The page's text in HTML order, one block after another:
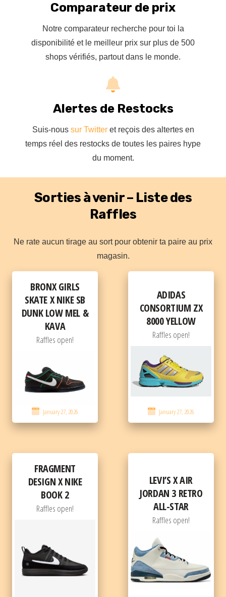
Comparateur de prix
Notre comparateur recherche pour toi la
disponibilité et le meilleur prix sur plus de 500
shops vérifiés, partout dans le monde.
Alertes de Restocks
Suis-nous sur Twitteret reçois des altertes en
temps réel des restocks de toutes les paires hype
du moment.
Sorties à venir – Liste des
Raffles
Ne rate aucun tirage au sort pour obtenir ta paire au prix
magasin.
BRONX GIRLS
SKATE X NIKE SB
DUNK LOW MEL &
KAVA
Raffles open!
January 27, 2026
ADIDAS
CONSORTIUM ZX
8000 YELLOW
Raffles open!
January 27, 2026
FRAGMENT
DESIGN X NIKE
BOOK 2
Raffles open!
LEVI’S X AIR
JORDAN 3 RETRO
ALL-STAR
Raffles open!